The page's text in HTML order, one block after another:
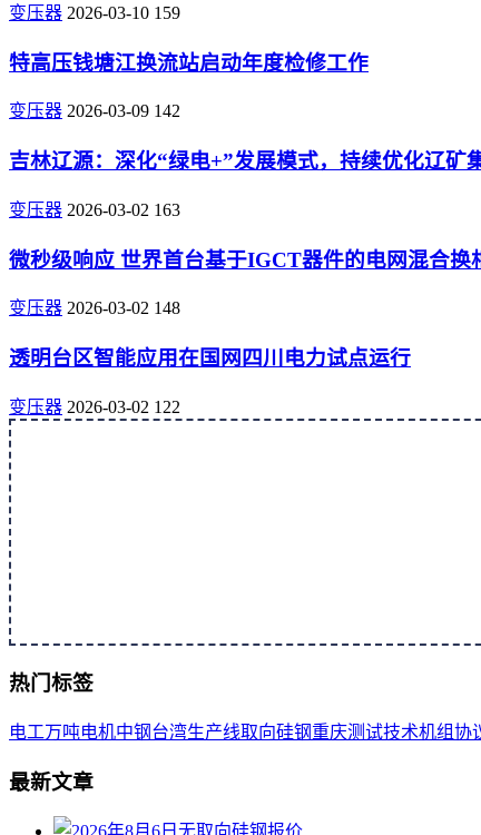
变压器 2026-03-10 159
特高压钱塘江换流站启动年度检修工作
变压器 2026-03-09 142
吉林辽源：深化“绿电+”发展模式，持续优化辽矿
变压器 2026-03-02 163
微秒级响应 世界首台基于IGCT器件的电网混合换
变压器 2026-03-02 148
透明台区智能应用在国网四川电力试点运行
变压器 2026-03-02 122
热门标签
电工万吨电机中钢台湾生产线取向硅钢重庆测试技术机组协
最新文章